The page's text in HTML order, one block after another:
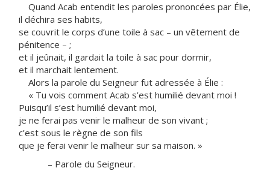
Quand Acab entendit les paroles prononcées par Élie,
il déchira ses habits,
se couvrit le corps d’une toile à sac – un vêtement de
pénitence – ;
et il jeûnait, il gardait la toile à sac pour dormir,
et il marchait lentement.
Alors la parole du Seigneur fut adressée à Élie :
« Tu vois comment Acab s’est humilié devant moi !
Puisqu’il s’est humilié devant moi,
je ne ferai pas venir le malheur de son vivant ;
c’est sous le règne de son fils
que je ferai venir le malheur sur sa maison. »
– Parole du Seigneur.